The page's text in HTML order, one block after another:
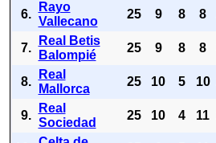
6.
Rayo
Vallecano
25 9 8 8
7.
Real Betis
Balompié
25 9 8 8
8.
Real
Mallorca
25 10 5 10
9.
Real
Sociedad
25 10 4 11